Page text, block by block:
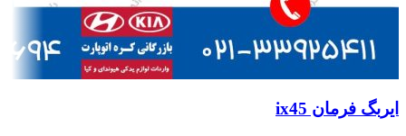
ایربگ فرمان ix45